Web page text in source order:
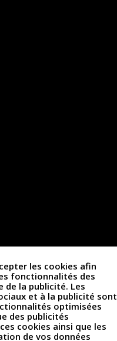
63 34 51 88
les cookies afin
fonctionnalités des
de la publicité. Les
et à la publicité sont
optimisées
des publicités
cookies ainsi que les
de vos données